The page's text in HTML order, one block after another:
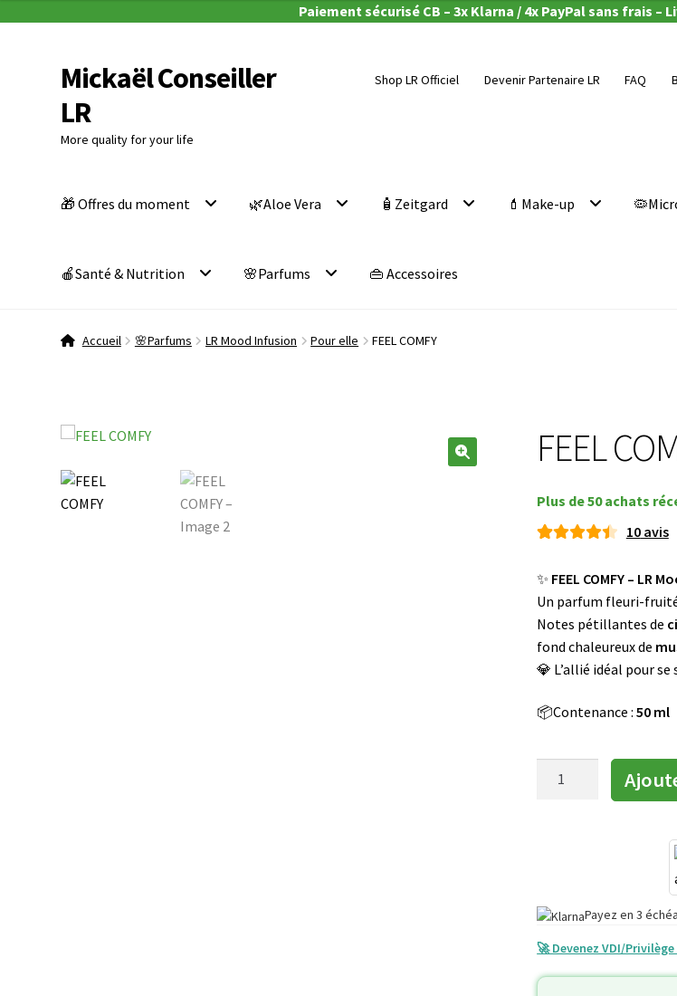
Paiement sécurisé CB – 3x Klarna / 4x PayPal sans frais –
Aller
à
la
navigation
Aller
au
contenu
Mickaël Conseiller
LR
More quality for your life
Shop LR Officiel Devenir Partenaire LR FAQ
🎁 Offres du moment 🌿Aloe Vera 🧴Zeitgard 💄Make-up
🍎Santé & Nutrition 🌸Parfums 👜 Accessoires
Accueil 🌸Parfums LR Mood Infusion Pour elle FEEL COMFY
FEEL
Plus de 50 achats
4.50sur
5 basé
sur
notati
ons
10avis
Prix
disponible
après
saisie
du
✨ FEEL COMFY – LR
Un parfum fleuri-
Notes pétillantes de
fond chaleureux de
💎 L’allié idéal pour
📦Contenance :50 ml
Payez en 3
🚀 Devenez VDI/
prénom